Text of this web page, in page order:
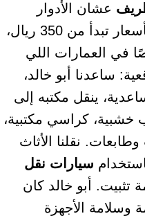
عشان الأدوار
العالية، نقدر نرتبلك الخدمة بأسعار تبدأ من 350 ريال،
في العمارات اللي
ساعدنا أبو خالد،
ينقل مكتبه إلى
خشبية، كراسي مكتبية،
نقلنا الأثاث
سيارات نقل
تثبيت. أبو خالد كان
الأجهزة